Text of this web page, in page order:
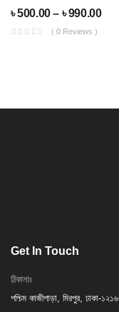
৳500.00– ৳990.00
( 0 Reviews )
Get In Touch
ঠিকানাঃ
পশ্চিম কাজীপাড়া, মিরপুর, ঢাকা-১২১৬